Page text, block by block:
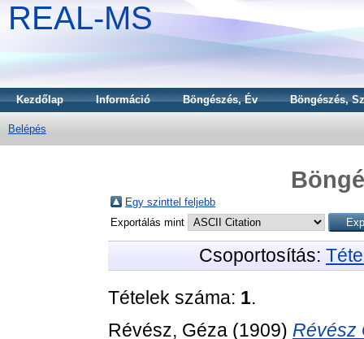
REAL-MS
Kezdőlap Információ Böngészés, Év Böngészés,
Belépés
Egy szinttel feljebb
Exportálás mint
Csoportosítás:
Tételek száma: 1.
Révész, Géza (1909) Révész